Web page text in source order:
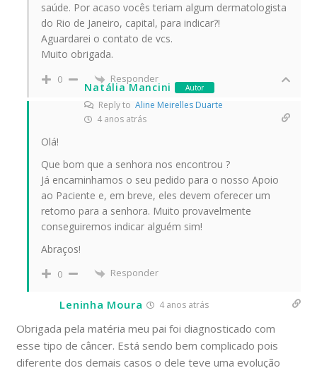
saúde. Por acaso vocês teriam algum dermatologista
do Rio de Janeiro, capital, para indicar?!
Aguardarei o contato de vcs.
Muito obrigada.
0 Responder
Natália Mancini Autor
Reply toAline Meirelles Duarte
4 anos atrás
Olá!
Que bom que a senhora nos encontrou ?
Já encaminhamos o seu pedido para o nosso Apoio
ao Paciente e, em breve, eles devem oferecer um
retorno para a senhora. Muito provavelmente
conseguiremos indicar alguém sim!
Abraços!
0 Responder
Leninha Moura 4 anos atrás
Obrigada pela matéria meu pai foi diagnosticado com
esse tipo de câncer. Está sendo bem complicado pois
diferente dos demais casos o dele teve uma evolução